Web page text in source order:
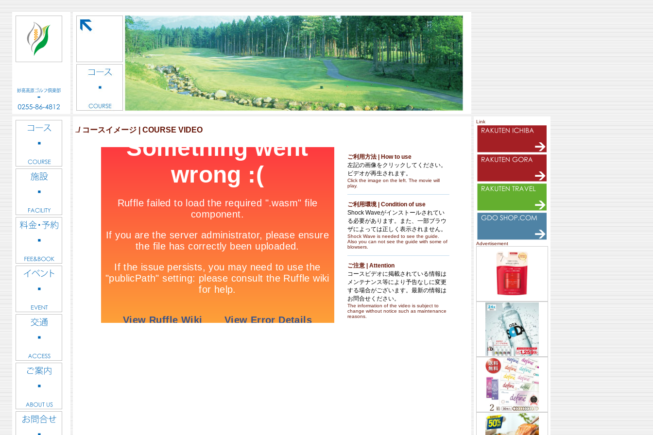
../ コースイメージ | COURSE VIDEO
ご利用方法 | How to use
左記の画像をクリックしてください。
ビデオが再生されます。
Click the image on the left. The movie will
play.
ご利用環境 | Condition of use
Shock Waveがインストールされてい
る必要があります。また、一部ブラウ
ザによっては正しく表示されません。
Shock Wave is needed to see the guide.
Also you can not see the guide with some of
blowsers.
ご注意 | Attention
コースビデオに掲載されている情報は
メンテナンス等により予告なしに変更
する場合がございます。最新の情報は
お問合せください。
The information of the video is subject to
change without notice such as maintenance
reasons.
Link
Advertisement